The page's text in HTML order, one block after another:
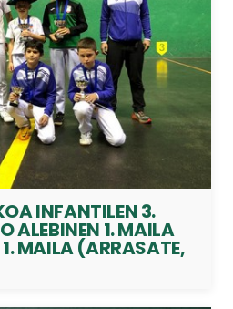
INFANTILEN 3.
ALEBINEN 1. MAILA
MAILA (ARRASATE,